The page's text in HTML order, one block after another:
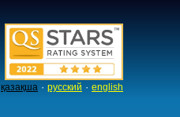
қазақша · русский · english